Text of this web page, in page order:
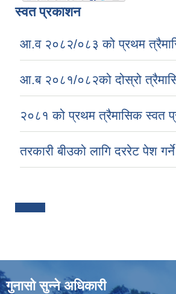
स्वत प्रकाशन
आ.व २०८२/०८३ को प्रथम
आ.ब २०८१/०८२को दोस्रो
२०८१ को प्रथम त्रैमासिक स्वत
तरकारी बीउको लागि दररेट पेश
गुनासो सुन्ने अधिकारी